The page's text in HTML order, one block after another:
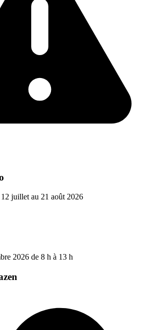
juillet au 21 août 2026
2026 de 8 h à 13 h